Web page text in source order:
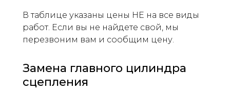
В таблице указаны цены НЕ на все виды
работ. Если вы не найдете свой, мы
перезвоним вам и сообщим цену.
Замена главного цилиндра
сцепления